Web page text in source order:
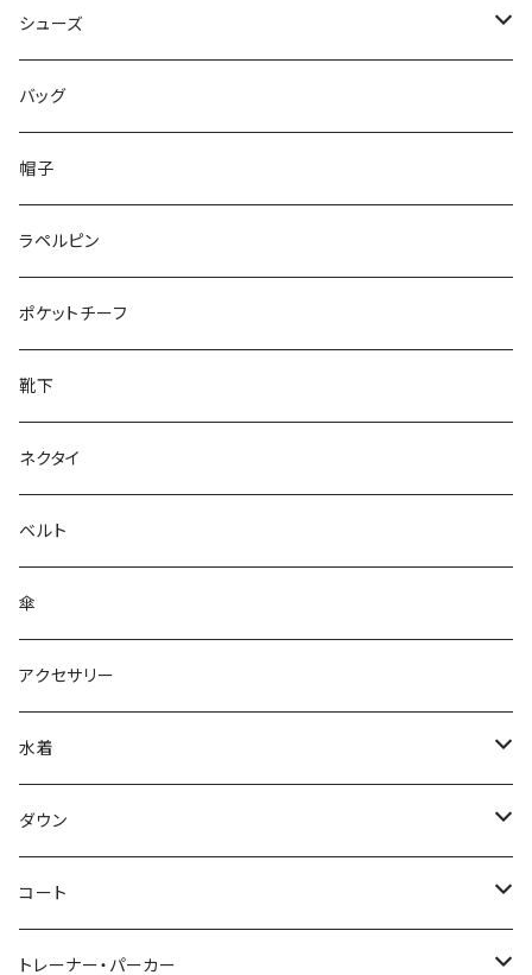
50/XL～
48/L
50/XL～
46/M
48/L
50/XL～
～44/S
46/M
48/L
50/XL～
シューズ
～25.5cm
26cm～
27cm～
28cm～
バッグ
帽子
ラペルピン
ポケットチーフ
靴下
ネクタイ
ベルト
傘
アクセサリー
水着
～44/S
46/M
48/L
ダウン
～44/S
46/M
コート
～44/S
トレーナー・パーカー